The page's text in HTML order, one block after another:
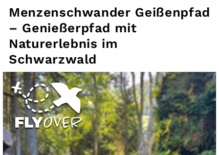
Menzenschwander Geißenpfad
– Genießerpfad mit
Naturerlebnis im
Schwarzwald